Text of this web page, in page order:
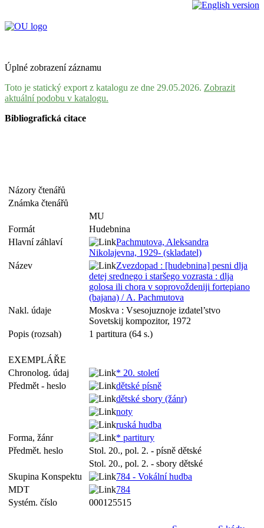
Úplné zobrazení záznamu
Toto je statický export z katalogu ze dne 29.05.2026. Zobrazit
aktuální podobu v katalogu.
Bibliografická citace
Názory čtenářů
Známka čtenářů
MU
Formát
Hudebnina
Hlavní záhlaví
Pachmutova, Aleksandra
Nikolajevna, 1929- (skladatel)
Název
Zvezdopad : [hudebnina] pesni dlja
detej srednego i staršego vozrasta : dlja
golosa ili chora v soprovoždeniji fortepiano
(bajana) / A. Pachmutova
Nakl. údaje
Moskva : Vsesojuznoje izdatel’stvo
Sovetskij kompozitor, 1972
Popis (rozsah)
1 partitura (64 s.)
EXEMPLÁŘE
Chronolog. údaj
* 20. století
Předmět - heslo
dětské písně
dětské sbory (žánr)
noty
ruská hudba
Forma, žánr
* partitury
Předmět. heslo
Stol. 20., pol. 2. - písně dětské
Stol. 20., pol. 2. - sbory dětské
Skupina Konspektu
784 - Vokální hudba
MDT
784
Systém. číslo
000125515